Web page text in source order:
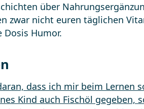
über
zwar nicht euren täglichen
Humor.